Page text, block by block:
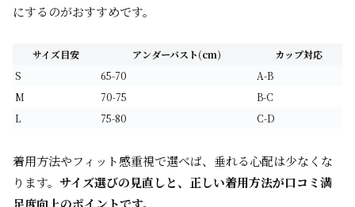
にするのがおすすめです。
サイズ目安 アンダーバスト(cm)
カップ対応
S
65-70
A-B
M
70-75
B-C
L
75-80 C-D
着用方法やフィット感重視で選べば、垂れる心配は少なくな
ります。 サイズ選びの見直しと、正しい着用方法が口コミ満
足度向上のポイントです。